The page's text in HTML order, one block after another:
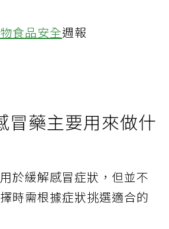
食品安全週報
冒藥主要用來做什
於緩解感冒症狀，但並不
時需根據症狀挑選適合的